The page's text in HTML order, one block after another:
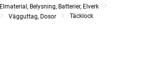
Elmaterial, Belysning, Batterier, Elverk
Vägguttag, Dosor Täcklock